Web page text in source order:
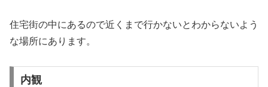
住宅街の中にあるので近くまで行かないとわからないよう
な場所にあります。
内観